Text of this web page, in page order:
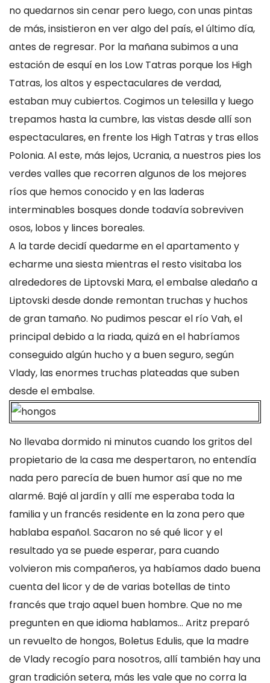
no quedarnos sin cenar pero luego, con unas pintas
de más, insistieron en ver algo del país, el último día,
antes de regresar. Por la mañana subimos a una
estación de esquí en los Low Tatras porque los High
Tatras, los altos y espectaculares de verdad,
estaban muy cubiertos. Cogimos un telesilla y luego
trepamos hasta la cumbre, las vistas desde allí son
espectaculares, en frente los High Tatras y tras ellos
Polonia. Al este, más lejos, Ucrania, a nuestros pies los
verdes valles que recorren algunos de los mejores
ríos que hemos conocido y en las laderas
interminables bosques donde todavía sobreviven
osos, lobos y linces boreales.
A la tarde decidí quedarme en el apartamento y
echarme una siesta mientras el resto visitaba los
alrededores de Liptovski Mara, el embalse aledaño a
Liptovski desde donde remontan truchas y huchos
de gran tamaño. No pudimos pescar el río Vah, el
principal debido a la riada, quizá en el habríamos
conseguido algún hucho y a buen seguro, según
Vlady, las enormes truchas plateadas que suben
desde el embalse.
No llevaba dormido ni minutos cuando los gritos del
propietario de la casa me despertaron, no entendía
nada pero parecía de buen humor así que no me
alarmé. Bajé al jardín y allí me esperaba toda la
familia y un francés residente en la zona pero que
hablaba español. Sacaron no sé qué licor y el
resultado ya se puede esperar, para cuando
volvieron mis compañeros, ya habíamos dado buena
cuenta del licor y de de varias botellas de tinto
francés que trajo aquel buen hombre. Que no me
pregunten en que idioma hablamos... Aritz preparó
un revuelto de hongos, Boletus Edulis, que la madre
de Vlady recogío para nosotros, allí también hay una
gran tradición setera, más les vale que no corra la